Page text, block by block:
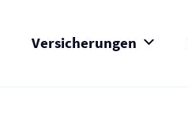
Versicherungen